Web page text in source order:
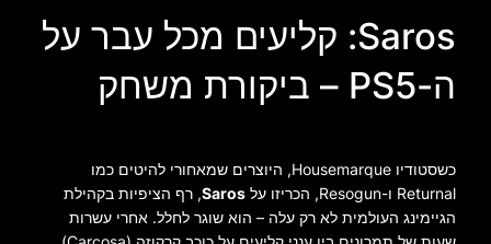
Saros: קליעים מכל עבר על
ה-PS5 – ביקורת משחק
כשסטודיו Housemarque, היוצרים שמאחורי להיטים כמו
Returnal ו-Resogun, הכריזו על Saros, רף הציפיות בקהילת
הגיימינג העולמית לא רק עלה – הוא שוגר לחלל. אחרי עשרות